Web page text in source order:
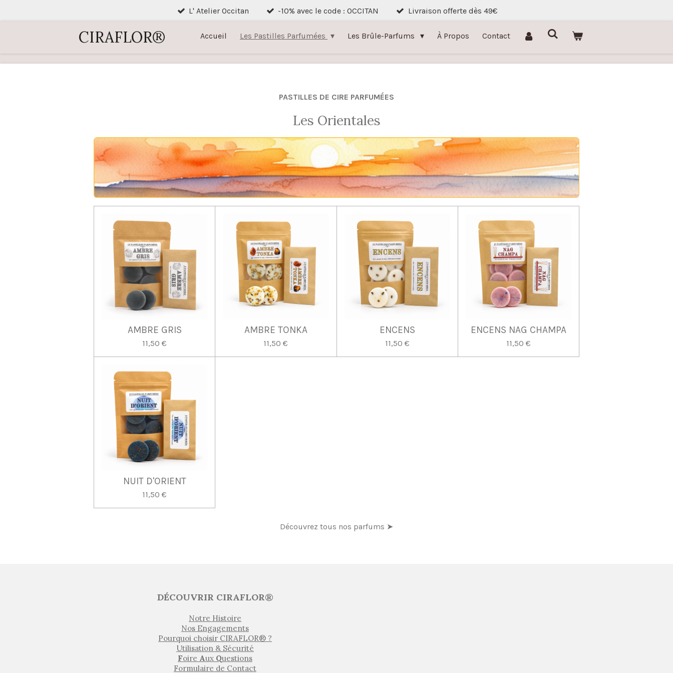
L' Atelier Occitan -10% avec le code : OCCITAN Livraison offerte dès 49€
CIRAFLOR® Accueil Les Pastilles Parfumées Les Brûle-Parfums À Propos Contact
PASTILLES DE CIRE PARFUMÉES
Les Orientales
AMBRE GRIS
11,50 €
AMBRE TONKA
11,50 €
ENCENS
11,50 €
ENCENS NAG CHAMPA
11,50 €
NUIT D'ORIENT
11,50 €
Découvrez tous nos parfums ➤
DÉCOUVRIR CIRAFLOR®
Notre Histoire
Nos Engagements
Pourquoi choisir CIRAFLOR® ?
Utilisation & Sécurité
Foire Aux Questions
Formulaire de Contact